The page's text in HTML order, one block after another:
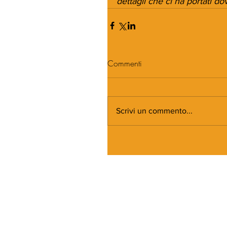
Commenti
Scrivi un commento...